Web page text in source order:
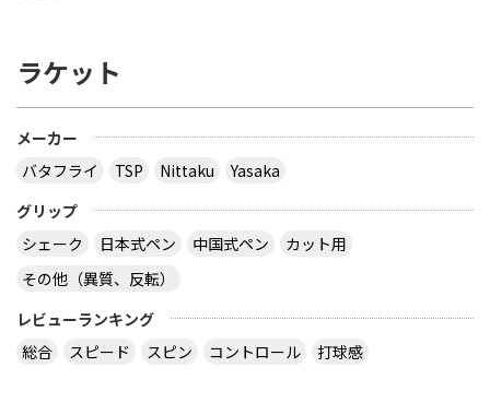
ラケット
メーカー
バタフライ
TSP Nittaku
Yasaka
グリップ
シェーク
日本式ペン 中国式ペン
カット用
その他（異質、反転）
レビューランキング
総合
スピード スピン コントロール 打球感